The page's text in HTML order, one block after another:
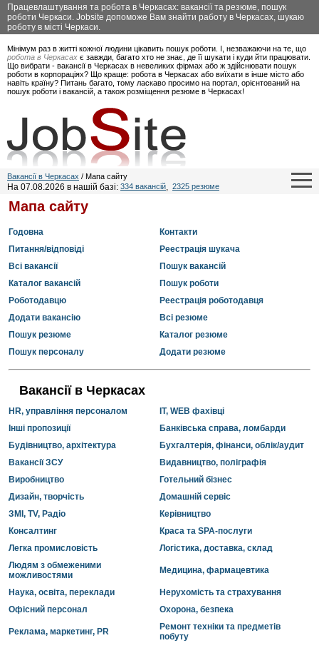
Працевлаштування та робота в Черкасах: вакансії та резюме, пошук
роботи Черкаси. Jobsite допоможе Вам знайти работу в Черкасах, шукаю
роботу в місті Черкаси.
Мінімум раз в житті кожної людини цікавить пошук роботи. І, незважаючи на те, що
робота в Черкасах є завжди, багато хто не знає, де її шукати і куди йти працювати.
Що вибрати - вакансії в Черкасах в невеликих фірмах або ж здійснювати пошук
роботи в корпораціях? Що краще: робота в Черкасах або виїхати в інше місто або
навіть країну? Питань багато, тому ласкаво просимо на портал, орієнтований на
пошук роботи і вакансій, а також розміщення резюме в Черкасах!
Вакансії в Черкасах / Мапа сайту
На 07.08.2026 в нашій базі: 334 вакансій, 2325 резюме
Мапа сайту
Годовна
Контакти
Питання/відповіді
Реестрація шукача
Всі вакансії
Пошук вакансій
Каталог вакансій
Пошук роботи
Роботодавцю
Реестрація роботодавця
Додати вакансію
Всі резюме
Пошук резюме
Каталог резюме
Пошук персоналу
Додати резюме
Вакансії в Черкасах
HR, управління персоналом
IT, WEB фахівці
Інші пропозиції
Банківська справа, ломбарди
Будівництво, архітектура
Бухгалтерія, фінанси, облік/аудит
Вакансії ЗСУ
Видавництво, поліграфія
Виробництво
Готельний бізнес
Дизайн, творчість
Домашній сервіс
ЗМІ, TV, Радіо
Керівництво
Консалтинг
Краса та SPA-послуги
Легка промисловість
Логістика, доставка, склад
Людям з обмеженими
можливостями
Медицина, фармацевтика
Наука, освіта, переклади
Нерухомість та страхування
Офісний персонал
Охорона, безпека
Реклама, маркетинг, PR
Ремонт техніки та предметів
побуту